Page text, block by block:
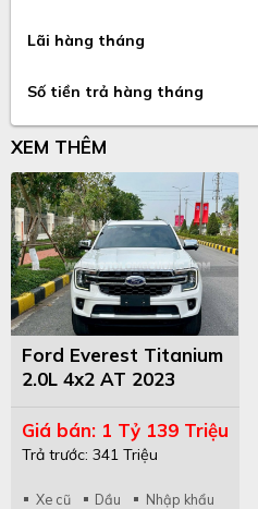
Lãi hàng tháng
Số tiền trả hàng tháng
XEM THÊM
Ford Everest Titanium
2.0L 4x2 AT 2023
Giá bán: 1 Tỷ 139 Triệu
Trả trước: 341 Triệu
Xe cũ Dầu
Nhập khẩu